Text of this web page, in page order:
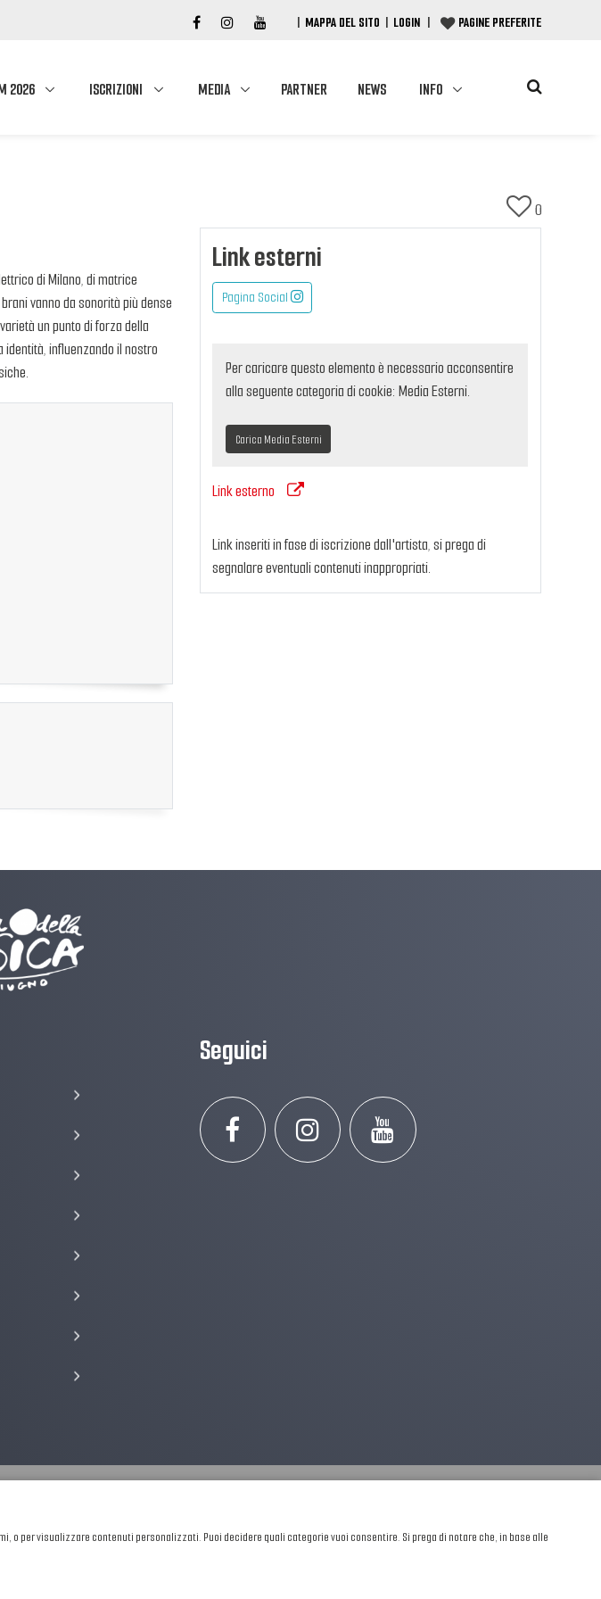
| MAPPA DEL SITO | LOGIN | PAGINE PREFERITE
2026 ISCRIZIONI MEDIA PARTNER NEWS INFO
0
di Milano, di matrice
vanno da sonorità più dense
un punto di forza della
influenzando il nostro
Link esterni
Pagina Social
Per caricare questo elemento è necessario acconsentire
alla seguente categoria di cookie: Media Esterni.
Carica Media Esterni
Link esterno
Link inseriti in fase di iscrizione dall'artista, si prega di
segnalare eventuali contenuti inappropriati.
Seguici
per visualizzare contenuti personalizzati. Puoi decidere quali categorie vuoi consentire. Si prega di notare che, in base alle